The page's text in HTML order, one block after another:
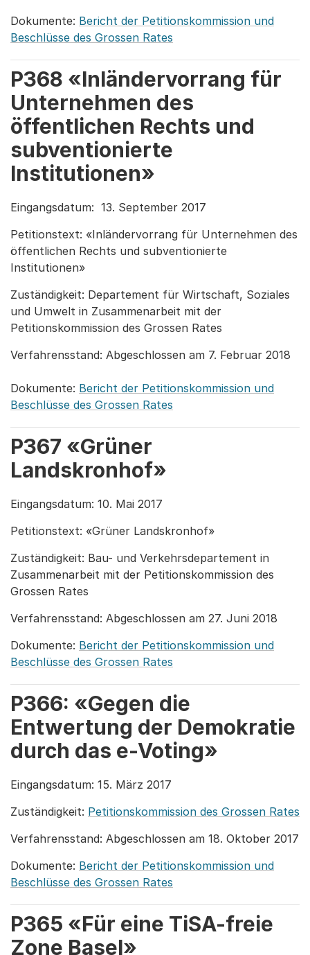
Dokumente: Bericht der Petitionskommission und
Beschlüsse des Grossen Rates
P368 «Inländervorrang für
Unternehmen des
öffentlichen Rechts und
subventionierte
Institutionen»
Eingangsdatum: 13. September 2017
Petitionstext: «Inländervorrang für Unternehmen des
öffentlichen Rechts und subventionierte
Institutionen»
Zuständigkeit: Departement für Wirtschaft, Soziales
und Umwelt in Zusammenarbeit mit der
Petitionskommission des Grossen Rates
Verfahrensstand: Abgeschlossen am 7. Februar 2018
Dokumente: Bericht der Petitionskommission und
Beschlüsse des Grossen Rates
P367 «Grüner
Landskronhof»
Eingangsdatum: 10. Mai 2017
Petitionstext: «Grüner Landskronhof»
Zuständigkeit: Bau- und Verkehrsdepartement in
Zusammenarbeit mit der Petitionskommission des
Grossen Rates
Verfahrensstand: Abgeschlossen am 27. Juni 2018
Dokumente: Bericht der Petitionskommission und
Beschlüsse des Grossen Rates
P366: «Gegen die
Entwertung der Demokratie
durch das e-Voting»
Eingangsdatum: 15. März 2017
Zuständigkeit: Petitionskommission des Grossen Rates
Verfahrensstand: Abgeschlossen am 18. Oktober 2017
Dokumente: Bericht der Petitionskommission und
Beschlüsse des Grossen Rates
P365 «Für eine TiSA-freie
Zone Basel»